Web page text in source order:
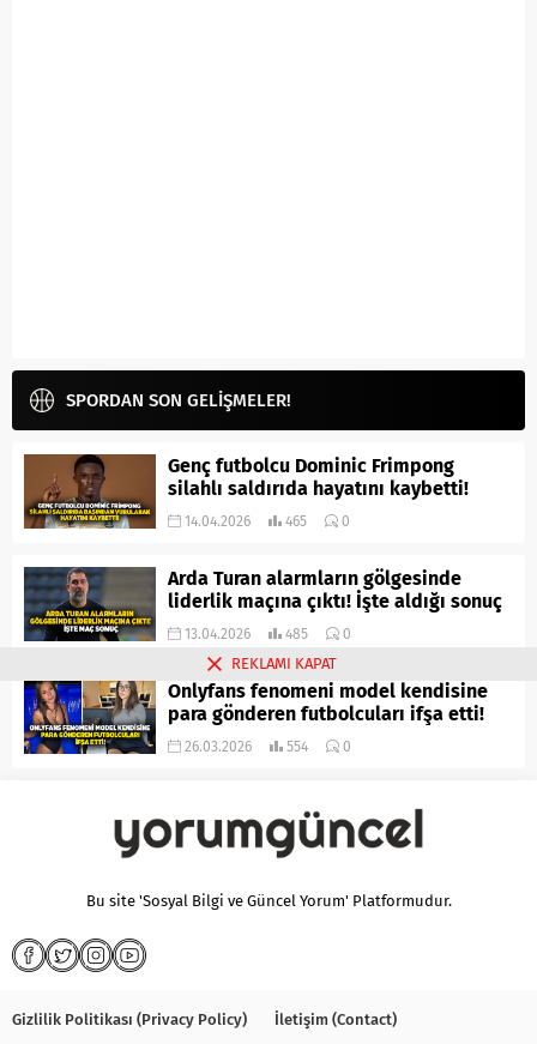
SPORDAN SON GELİŞMELER!
Genç futbolcu Dominic Frimpong
silahlı saldırıda hayatını kaybetti!
14.04.2026 465 0
Arda Turan alarmların gölgesinde
liderlik maçına çıktı! İşte aldığı sonuç
13.04.2026 485 0
Onlyfans fenomeni model kendisine
para gönderen futbolcuları ifşa etti!
26.03.2026 554 0
Bu site 'Sosyal Bilgi ve Güncel Yorum' Platformudur.
Gizlilik Politikası (Privacy Policy) İletişim (Contact)
REKLAMI KAPAT